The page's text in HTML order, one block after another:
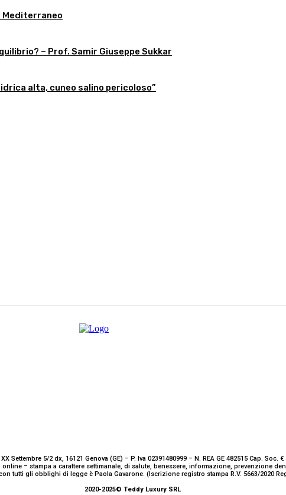
Mediterraneo
– Prof. Samir Giuseppe Sukkar
alta, cuneo salino pericoloso”
Settembre 5/2 dx, 16121 Genova (GE) – P. Iva 02391480999 – N. REA GE 482515 Cap. Soc. €
– stampa a carattere settimanale, di salute, benessere, informazione, prevenzione
tutti gli obblighi di legge è Paola Gavarone. (Iscrizione registro stampa R.V. 5663/2020
2020-2025© Teddy Luxury SRL